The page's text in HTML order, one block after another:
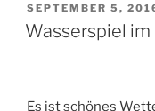
VERÖFFENTLICHT
AM
SEPTEMBER 5,
Wasserspiel
Es ist schönes